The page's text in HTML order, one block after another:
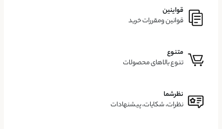
قواینین
قوانین ومقررات خرید
متنوع
تنوع بالاهای محصولات
نظرشما
نظرات، شکایات، پیشنهادات